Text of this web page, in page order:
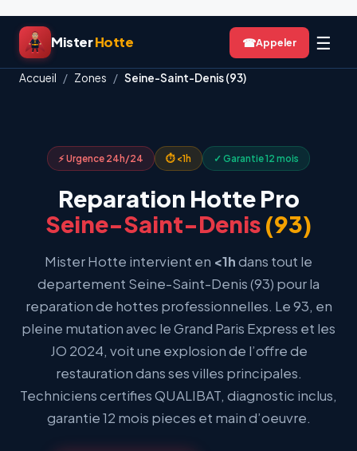
Aller
contenu
MisterHotte ☎ ☰
Accueil / Zones / Seine-Saint-Denis (93)
⚡ Urgence 24h/24 ⏱ <1h ✓ Garantie 12 mois
Reparation Hotte Pro
Seine-Saint-Denis(93)
Mister Hotte intervient en <1hdans tout le
departement Seine-Saint-Denis (93) pour la
reparation de hottes professionnelles. Le 93, en
pleine mutation avec le Grand Paris Express et les
JO 2024, voit une explosion de l’offre de
restauration dans ses villes principales.
Techniciens certifies QUALIBAT, diagnostic inclus,
garantie 12 mois pieces et main d’oeuvre.